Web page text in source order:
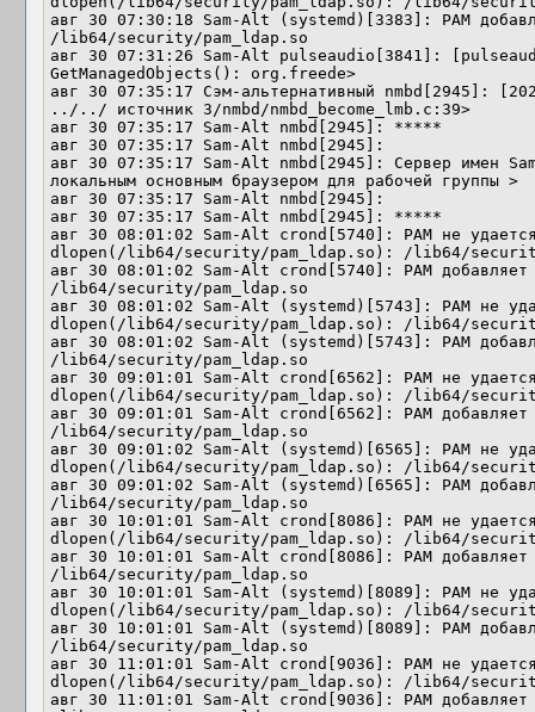
авг 30 07:30:18 Sam-Alt (systemd)[3383]: PAM
/lib64/security/pam_ldap.so
авг 30 07:31:26 Sam-Alt pulseaudio[3841]:
GetManagedObjects(): org.freede>
авг 30 07:35:17 Сэм-альтернативный nmbd[2945]:
../../ источник 3/nmbd/nmbd_become_lmb.c:39>
авг 30 07:35:17 Sam-Alt nmbd[2945]: *****
авг 30 07:35:17 Sam-Alt nmbd[2945]:
авг 30 07:35:17 Sam-Alt nmbd[2945]: Сервер имен
локальным основным браузером для рабочей группы >
авг 30 07:35:17 Sam-Alt nmbd[2945]:
авг 30 07:35:17 Sam-Alt nmbd[2945]: *****
авг 30 08:01:02 Sam-Alt crond[5740]: PAM не
dlopen(/lib64/security/pam_ldap.so): /lib64/
авг 30 08:01:02 Sam-Alt crond[5740]: PAM добавляет
/lib64/security/pam_ldap.so
авг 30 08:01:02 Sam-Alt (systemd)[5743]: PAM не
dlopen(/lib64/security/pam_ldap.so): /lib64/
авг 30 08:01:02 Sam-Alt (systemd)[5743]: PAM
/lib64/security/pam_ldap.so
авг 30 09:01:01 Sam-Alt crond[6562]: PAM не
dlopen(/lib64/security/pam_ldap.so): /lib64/
авг 30 09:01:01 Sam-Alt crond[6562]: PAM добавляет
/lib64/security/pam_ldap.so
авг 30 09:01:02 Sam-Alt (systemd)[6565]: PAM не
dlopen(/lib64/security/pam_ldap.so): /lib64/
авг 30 09:01:02 Sam-Alt (systemd)[6565]: PAM
/lib64/security/pam_ldap.so
авг 30 10:01:01 Sam-Alt crond[8086]: PAM не
dlopen(/lib64/security/pam_ldap.so): /lib64/
авг 30 10:01:01 Sam-Alt crond[8086]: PAM добавляет
/lib64/security/pam_ldap.so
авг 30 10:01:01 Sam-Alt (systemd)[8089]: PAM не
dlopen(/lib64/security/pam_ldap.so): /lib64/
авг 30 10:01:01 Sam-Alt (systemd)[8089]: PAM
/lib64/security/pam_ldap.so
авг 30 11:01:01 Sam-Alt crond[9036]: PAM не
dlopen(/lib64/security/pam_ldap.so): /lib64/
авг 30 11:01:01 Sam-Alt crond[9036]: PAM добавляет